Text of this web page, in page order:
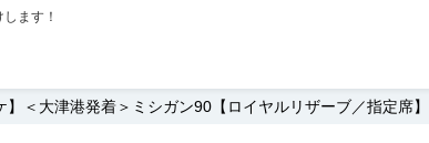
ます！
】＜大津港発着＞ミシガン90【ロイヤルリザーブ／指定席】